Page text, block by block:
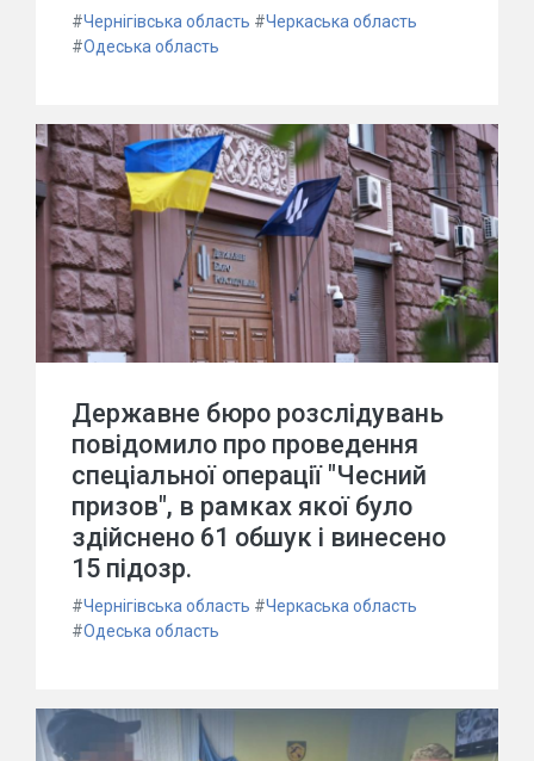
#Чернігівська область #Черкаська область
#Одеська область
Державне бюро розслідувань
повідомило про проведення
спеціальної операції "Чесний
призов", в рамках якої було
здійснено 61 обшук і винесено
15 підозр.
#Чернігівська область #Черкаська область
#Одеська область